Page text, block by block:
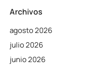
Archivos
agosto 2026
julio 2026
junio 2026